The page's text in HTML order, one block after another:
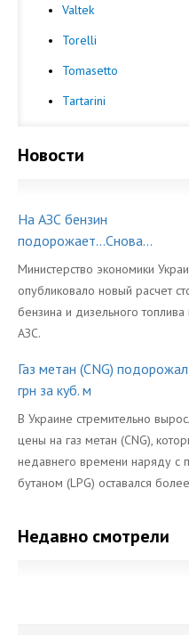
Valtek
Torelli
Tomasetto
Tartarini
Новости
На АЗС бензин
подорожает...Снова...
Министерство экономики
опубликовало новый расчет
бензина и дизельного топлива
АЗС.
Газ метан (CNG)
грн за куб. м
В Украине стремительно
цены на газ метан (CNG),
недавнего времени наряду с
бутаном (LPG) оставался
Недавно смотрели